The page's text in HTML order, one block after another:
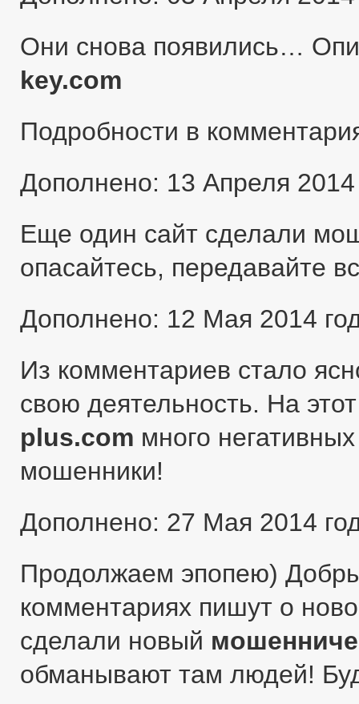
Они снова появились…
key.com
Подробности в
Дополнено: 13 Апреля 2014
Еще один сайт сделали
опасайтесь, передавайте
Дополнено: 12 Мая 2014
Из комментариев стало
свою деятельность. На
plus.com много
мошенники!
Дополнено: 27 Мая 2014
Продолжаем эпопею)
комментариях пишут о
сделали новый
обманывают там людей!